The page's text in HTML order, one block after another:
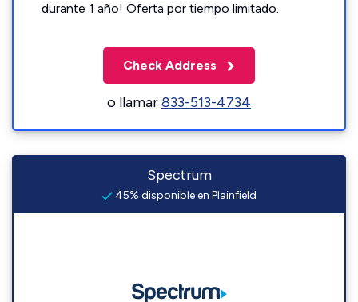
durante 1 año! Oferta por tiempo limitado.
Check Address
o llamar833-513-4734
Spectrum
45% disponible en Plainfield